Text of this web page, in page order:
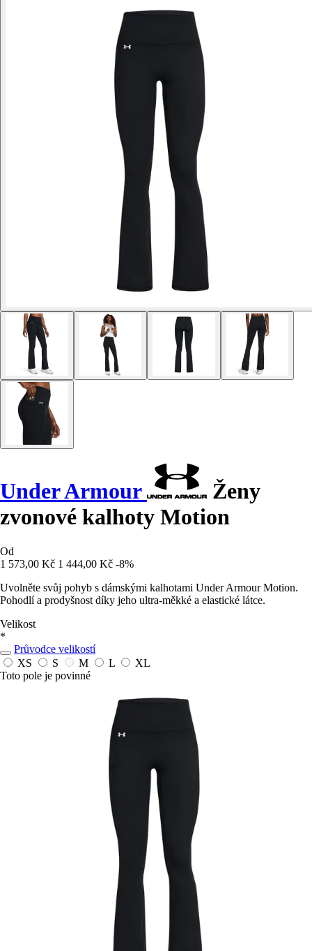
Under Armour
Ženy
zvonové kalhoty Motion
Od
1 573,00 Kč 1 444,00 Kč -8%
Uvolněte svůj pohyb s dámskými kalhotami Under Armour Motion.
Pohodlí a prodyšnost díky jeho ultra-měkké a elastické látce.
Velikost
*
Průvodce velikostí
XS
S M L
XL
Toto pole je povinné